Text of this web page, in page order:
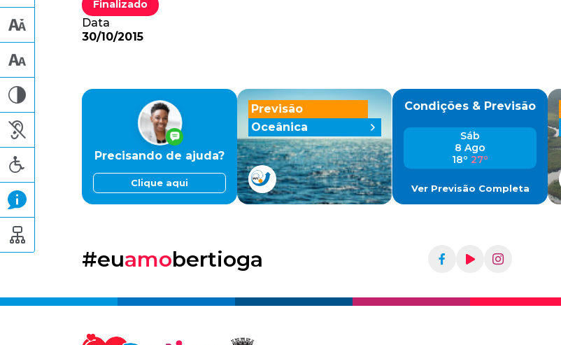
Finalizado
Data
30/10/2015
Previsão
Oceânica
Precisando de ajuda?
Clique aqui
Condições & Previsão
Sáb
8 Ago
18º 27º
Ver Previsão Completa
#euamobertioga